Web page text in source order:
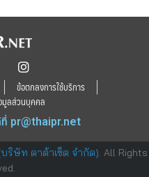
ข้อตกลงการใช้บริการ
มูลส่วนบุคคล
pr@thaipr.net
ริษัท ดาต้าเซ็ต จำกัด). All Rights